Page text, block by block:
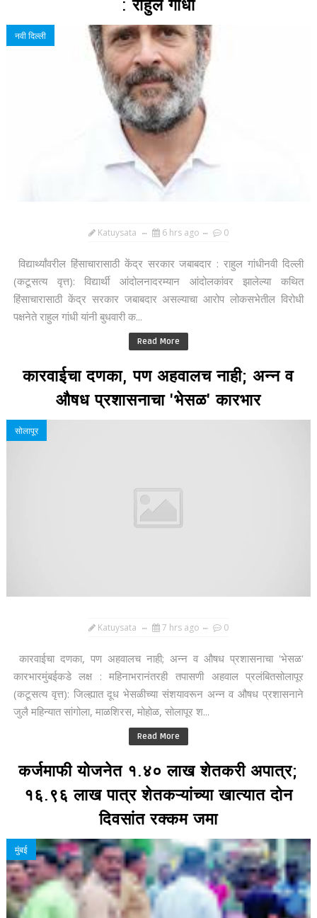
: राहुल गांधी
नवी दिल्ली
Katuysata 6 hrs ago 0
विद्यार्थ्यांवरील हिंसाचारासाठी केंद्र सरकार जबाबदार : राहुल गांधीनवी दिल्ली
(कटूसत्य वृत्त): विद्यार्थी आंदोलनादरम्यान आंदोलकांवर झालेल्या कथित
हिंसाचारासाठी केंद्र सरकार जबाबदार असल्याचा आरोप लोकसभेतील विरोधी
पक्षनेते राहुल गांधी यांनी बुधवारी क...
Read More
कारवाईचा दणका, पण अहवालच नाही; अन्न व
औषध प्रशासनाचा 'भेसळ' कारभार
सोलापूर
Katuysata 7 hrs ago 0
कारवाईचा दणका, पण अहवालच नाही; अन्न व औषध प्रशासनाचा 'भेसळ'
कारभारमुंबईकडे लक्ष : महिनाभरानंतरही तपासणी अहवाल प्रलंबितसोलापूर
(कटूसत्य वृत्त): जिल्ह्यात दूध भेसळीच्या संशयावरून अन्न व औषध प्रशासनाने
जुलै महिन्यात सांगोला, माळशिरस, मोहोळ, सोलापूर श...
Read More
कर्जमाफी योजनेत १.४० लाख शेतकरी अपात्र;
१६.९६ लाख पात्र शेतकऱ्यांच्या खात्यात दोन
दिवसांत रक्कम जमा
मुंबई